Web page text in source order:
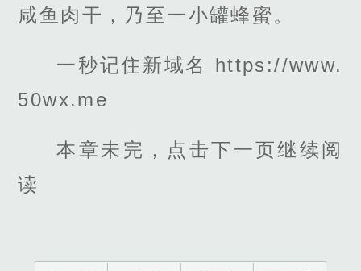
咸鱼肉干，乃至一小罐蜂蜜。
一秒记住新域名 https://www.
50wx.me
本章未完，点击下一页继续阅
读